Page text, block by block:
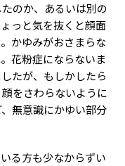
のか、あるいは別の
っと気を抜くと顔面
かゆみがおさまらな
花粉症にならないま
たが、もしかしたら
をさわらないように
無意識にかゆい部分
る方も少なからずい